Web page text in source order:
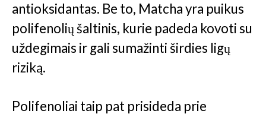
antioksidantas. Be to, Matcha yra puikus
polifenolių šaltinis, kurie padeda kovoti su
uždegimais ir gali sumažinti širdies ligų
riziką.
Polifenoliai taip pat prisideda prie